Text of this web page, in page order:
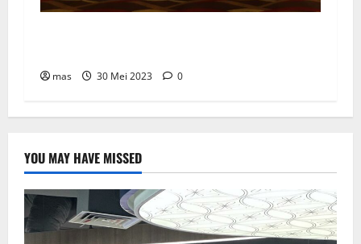
mas 30 Mei 2023 0
YOU MAY HAVE MISSED